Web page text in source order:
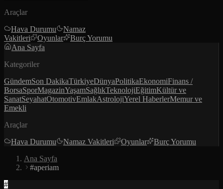
Araçlar
Hava Durumu
Namaz
Vakitleri
Oyunlar
Burç Yorumu
Ana Sayfa
Kategoriler
GündemSon DakikaTürkiyeDünyaPolitikaEkonomiFinans /
BorsaSporMagazinYaşamSağlıkTeknolojiEğitimKültür ve
SanatSeyahatOtomotivEmlakAstrolojiYerel HaberlerMemur ve
Emekli
Araçlar
Hava Durumu
Namaz Vakitleri Oyunlar
Burç Yorumu
Ana Sayfa
#aperiam
#